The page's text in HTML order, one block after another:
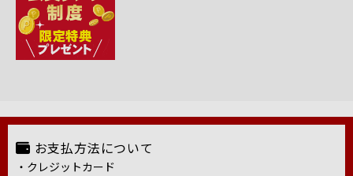
お支払方法について
・クレジットカード